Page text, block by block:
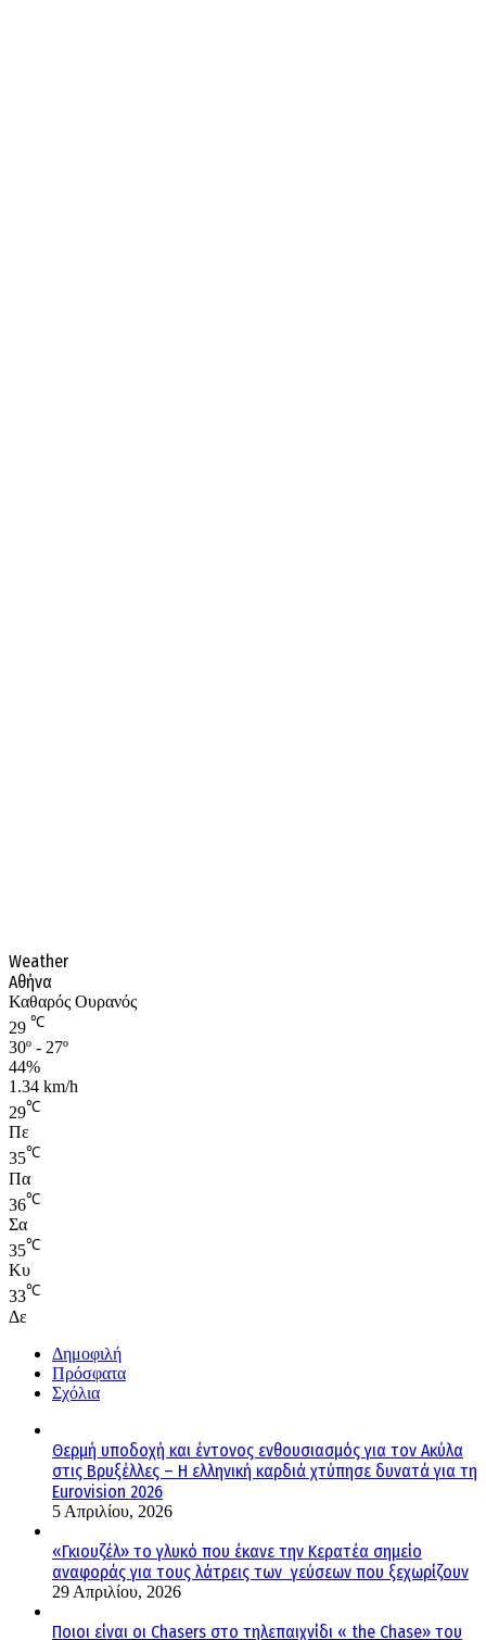
Weather
Αθήνα
Καθαρός Ουρανός
29 ℃
30º - 27º
44%
1.34 km/h
29℃
Πε
35℃
Πα
36℃
Σα
35℃
Κυ
33℃
Δε
Δημοφιλή
Πρόσφατα
Σχόλια
Θερμή υποδοχή και έντονος ενθουσιασμός για τον Ακύλα
στις Βρυξέλλες – Η ελληνική καρδιά χτύπησε δυνατά για τη
Eurovision 2026
5 Απριλίου, 2026
«Γκιουζέλ» το γλυκό που έκανε την Κερατέα σημείο
αναφοράς για τους λάτρεις των γεύσεων που ξεχωρίζουν
29 Απριλίου, 2026
Ποιοι είναι οι Chasers στο τηλεπαιχνίδι « the Chase» του